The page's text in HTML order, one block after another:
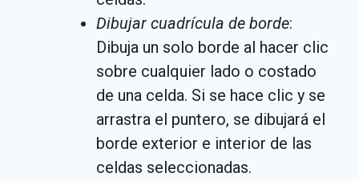
Dibujar cuadrícula de borde:
Dibuja un solo borde al hacer clic
sobre cualquier lado o costado
de una celda. Si se hace clic y se
arrastra el puntero, se dibujará el
borde exterior e interior de las
celdas seleccionadas.